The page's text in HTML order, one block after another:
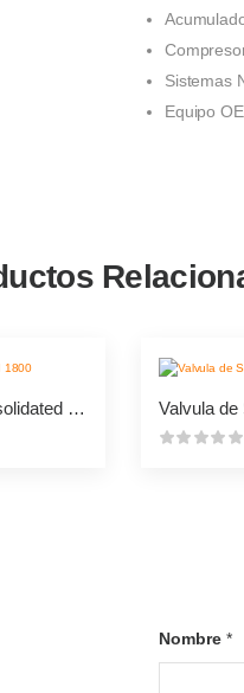
Sistemas
Equipo
Valvula de Seguridad Consolidated 1800
Nombre *